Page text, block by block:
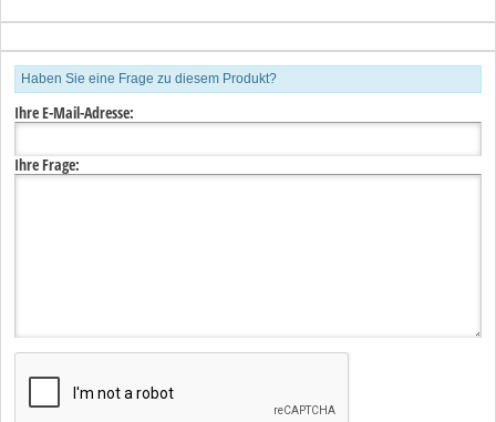
Haben Sie eine Frage zu diesem Produkt?
Ihre E-Mail-Adresse:
Ihre Frage: